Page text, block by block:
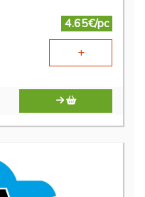
4.65€/pc
+